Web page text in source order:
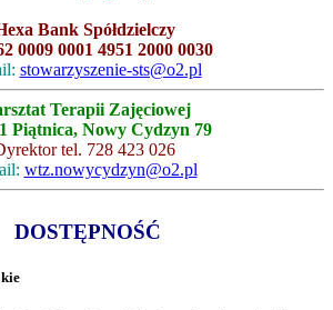
Bank Spółdzielczy
0009 0001 4951 2000 0030
stowarzyszenie-sts@o2.pl
Terapii Zajęciowej
Piątnica, Nowy Cydzyn 79
tel. 728 423 026
wtz.nowycydzyn@o2.pl
DOSTĘPNOŚĆ